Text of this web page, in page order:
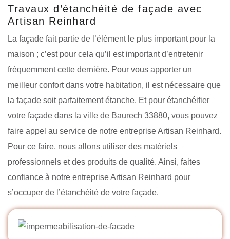
Travaux d’étanchéité de façade avec
Artisan Reinhard
La façade fait partie de l’élément le plus important pour la
maison ; c’est pour cela qu’il est important d’entretenir
fréquemment cette dernière. Pour vous apporter un
meilleur confort dans votre habitation, il est nécessaire que
la façade soit parfaitement étanche. Et pour étanchéifier
votre façade dans la ville de Baurech 33880, vous pouvez
faire appel au service de notre entreprise Artisan Reinhard.
Pour ce faire, nous allons utiliser des matériels
professionnels et des produits de qualité. Ainsi, faites
confiance à notre entreprise Artisan Reinhard pour
s’occuper de l’étanchéité de votre façade.